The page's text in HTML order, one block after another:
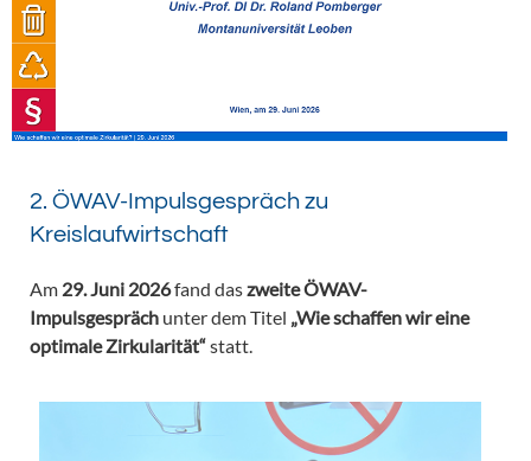
2. ÖWAV-Impulsgespräch zu
Kreislaufwirtschaft
Am 29. Juni 2026fand daszweite ÖWAV-
Impulsgespräch unter dem Titel „Wie schaffen wir eine
optimale Zirkularität“statt.